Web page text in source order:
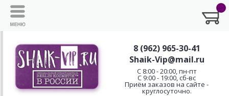
8 (962) 965-30-41
Shaik-Vip@mail.ru
C 8:00 - 20:00, пн-пт
С 9:00 - 19:00, сб-вс
Приём заказов на сайте -
круглосуточно.